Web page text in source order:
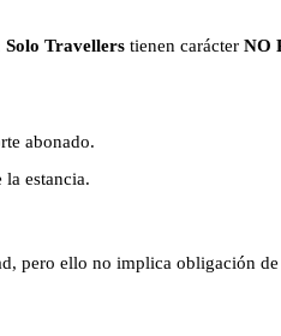
Travellerstienen carácter NO
abonado.
la estancia.
pero ello no implica obligación